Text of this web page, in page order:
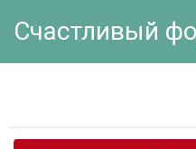
Счастливый